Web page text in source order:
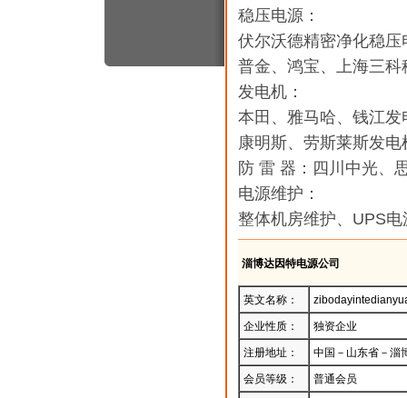
稳压电源：
伏尔沃德精密净化稳
普金、鸿宝、上海三
发电机：
本田、雅马哈、钱江
康明斯、劳斯莱斯发
防 雷 器：四川中光、
电源维护：
整体机房维护、UPS
淄博达因特电源公司
英文名称：
企业性质： 独资企业
注册地址： 中国－山东省－淄
会员等级： 普通会员